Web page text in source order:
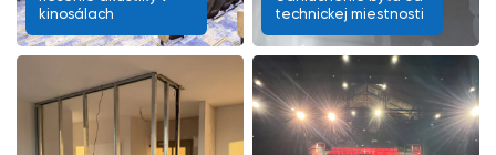
kinosálach
technickej miestnosti